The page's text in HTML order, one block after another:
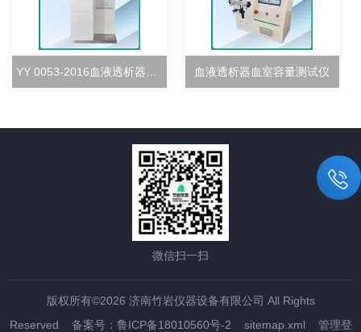
YY 0053-2016血液透析器超滤率测试仪 血液透析器血室容量测试仪
微信扫一扫
版权所有©2026 济南竹岩仪器设备有限公司 All Rights
Reserved 备案号：鲁ICP备18010560号-2 sitemap.xml 管理登